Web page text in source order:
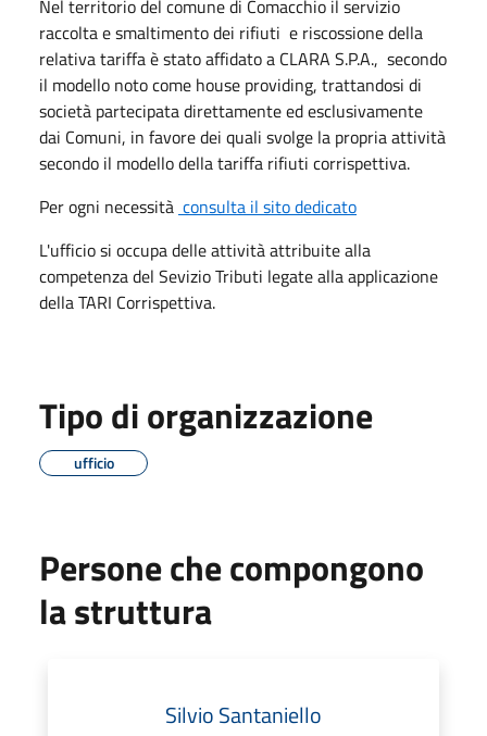
Nel territorio del comune di Comacchio il servizio
raccolta e smaltimento dei rifiuti e riscossione della
relativa tariffa è stato affidato a CLARA S.P.A., secondo
il modello noto come house providing, trattandosi di
società partecipata direttamente ed esclusivamente
dai Comuni, in favore dei quali svolge la propria attività
secondo il modello della tariffa rifiuti corrispettiva.
Per ogni necessità consulta il sito dedicato
L'ufficio si occupa delle attività attribuite alla
competenza del Sevizio Tributi legate alla applicazione
della TARI Corrispettiva.
Tipo di organizzazione
ufficio
Persone che compongono
la struttura
Silvio Santaniello